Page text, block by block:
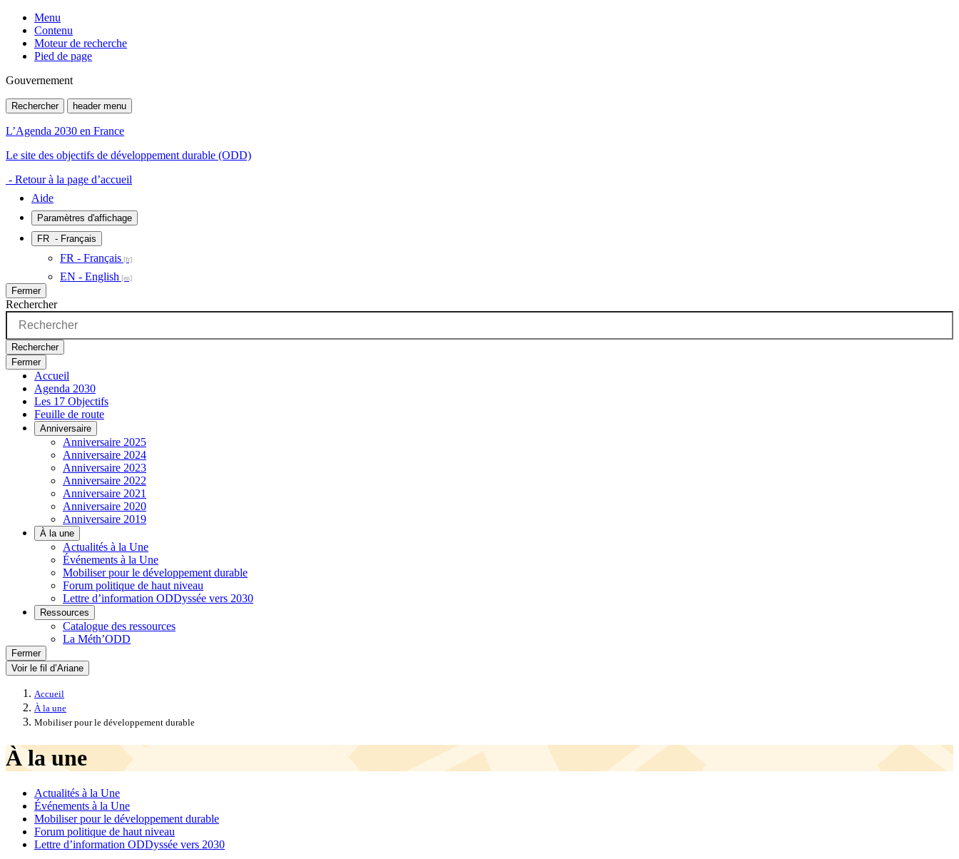
Menu
Contenu
Moteur de recherche
Pied de page
Gouvernement
Rechercher header menu
L’Agenda 2030 en France
Le site des objectifs de développement durable (ODD)
- Retour à la page d’accueil
Aide
Paramètres d'affichage
FR - Français
FR - Français
EN - English
Fermer
Rechercher
Rechercher
Fermer
Accueil
Agenda 2030
Les 17 Objectifs
Feuille de route
Anniversaire
Anniversaire 2025
Anniversaire 2024
Anniversaire 2023
Anniversaire 2022
Anniversaire 2021
Anniversaire 2020
Anniversaire 2019
À la une
Actualités à la Une
Événements à la Une
Mobiliser pour le développement durable
Forum politique de haut niveau
Lettre d’information ODDyssée vers 2030
Ressources
Catalogue des ressources
La Méth’ODD
Fermer
Voir le fil d’Ariane
Accueil
À la une
Mobiliser pour le développement durable
À la une
Actualités à la Une
Événements à la Une
Mobiliser pour le développement durable
Forum politique de haut niveau
Lettre d’information ODDyssée vers 2030